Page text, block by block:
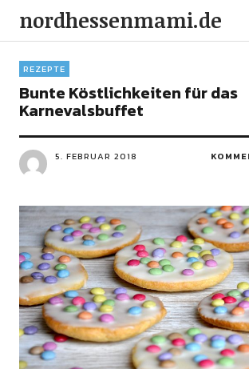
nordhessenmami.de
REZEPTE
Bunte Köstlichkeiten für das
Karnevalsbuffet
5. FEBRUAR 2018